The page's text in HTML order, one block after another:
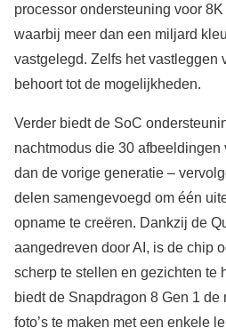
processor ondersteuning voor
waarbij meer dan een miljard
vastgelegd. Zelfs het vastleggen
behoort tot de mogelijkheden.
Verder biedt de SoC
nachtmodus die 30 afbeeldingen
dan de vorige generatie –
delen samengevoegd om één
opname te creëren. Dankzij de
aangedreven door AI, is de chip
scherp te stellen en gezichten te
biedt de Snapdragon 8 Gen 1
foto’s te maken met een enkele